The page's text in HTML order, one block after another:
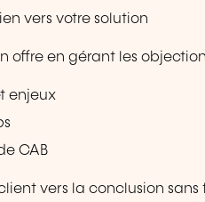
vers votre solution
offre en gérant les
enjeux
CAB
vers la conclusion sans